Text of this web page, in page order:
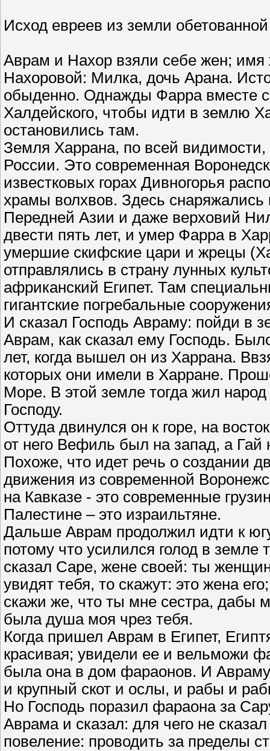
Исход евреев из земли обетованной
Аврам и Нахор взяли себе жен;
Нахоровой: Милка, дочь Арана.
обыденно. Однажды Фарра вместе
Халдейского, чтобы идти в землю
остановились там.
Земля Харрана, по всей видимости,
России. Это современная
известковых горах Дивногорья
храмы волхвов. Здесь снаряжались
Передней Азии и даже верховий
двести пять лет, и умер Фарра в
умершие скифские цари и жрецы
отправлялись в страну лунных
африканский Египет. Там
гигантские погребальные
И сказал Господь Авраму: пойди в
Аврам, как сказал ему Господь.
лет, когда вышел он из Харрана.
которых они имели в Харране.
Море. В этой земле тогда жил
Господу.
Оттуда двинулся он к горе, на
от него Вефиль был на запад, а Гай
Похоже, что идет речь о создании
движения из современной
на Кавказе - это современные
Палестине – это израильтяне.
Дальше Аврам продолжил идти к
потому что усилился голод в земле
сказал Саре, жене своей: ты
увидят тебя, то скажут: это жена
скажи же, что ты мне сестра, дабы
была душа моя чрез тебя.
Когда пришел Аврам в Египет,
красивая; увидели ее и вельможи
была она в дом фараонов. И
и крупный скот и ослы, и рабы и
Но Господь поразил фараона за
Аврама и сказал: для чего не
повеление: проводить за пределы